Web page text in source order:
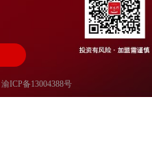
渝ICP备13004388号